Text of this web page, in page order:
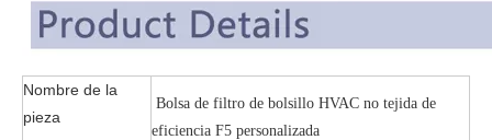
Nombre de la
pieza
Bolsa de filtro de bolsillo HVAC no tejida de
eficiencia F5 personalizada